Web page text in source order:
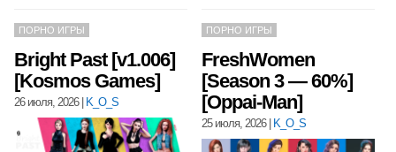
ПОРНО ИГРЫ
Bright Past [v1.006]
[Kosmos Games]
26 июля, 2026| K_O_S
ПОРНО ИГРЫ
FreshWomen
[Season 3 — 60%]
[Oppai-Man]
25 июля, 2026| K_O_S